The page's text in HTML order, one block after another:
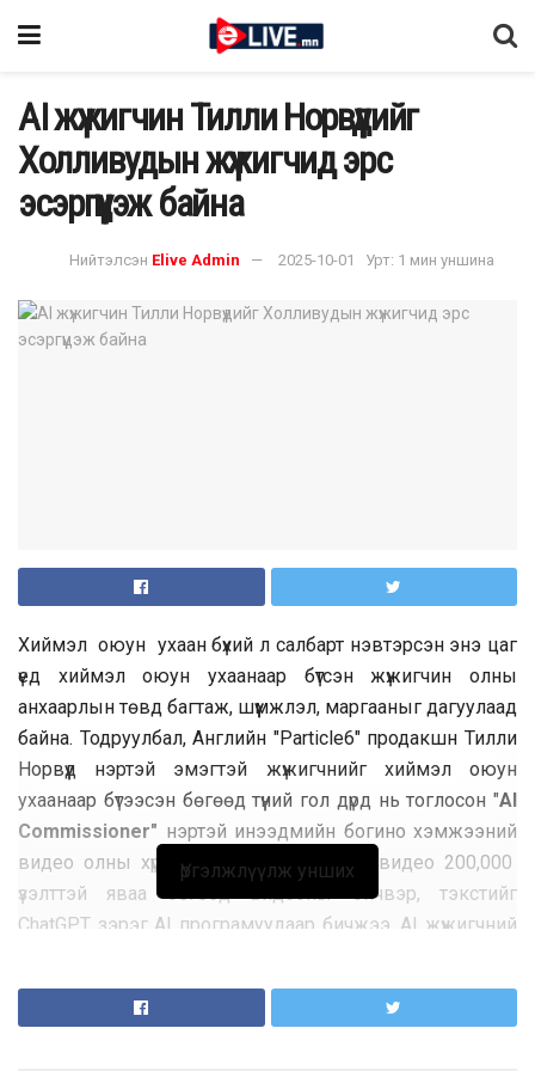
AI жүжигчин Тилли Норвүүдийг
Холливудын жүжигчид эрс
эсэргүүцэж байна
Нийтэлсэн Elive Admin 2025-10-01 Урт: 1 мин уншина
Хиймэл оюун ухаан бүхий л салбарт нэвтэрсэн энэ цаг
үед хиймэл оюун ухаанаар бүтсэн жүжигчин олны
анхаарлын төвд багтаж, шүүмжлэл, маргааныг дагуулаад
байна. Тодруулбал, Английн "Particle6" продакшн Тилли
Норвүүд нэртэй эмэгтэй жүжигчнийг хиймэл оюун
ухаанаар бүтээсэн бөгөөд түүний гол дүрд нь тоглосон "AI
Commissioner" нэртэй инээдмийн богино хэмжээний
видео олны хүртээл болоод байна. Уг видео 200,000
үзэлттэй яваа бөгөөд видеоны бичвэр, тэкстийг
ChatGPT зэрэг AI програмуудаар бичжээ. AI жүжигчний
дундаа, холливудын жүжигчдийн дунд олон тооны
шүүмж, эсэргүүцэл дэгдээд байна.
Америкийн жүжигчдийн
Үргэлжлүүлж унших